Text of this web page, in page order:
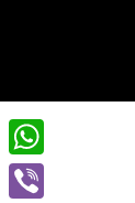
WhatsApp